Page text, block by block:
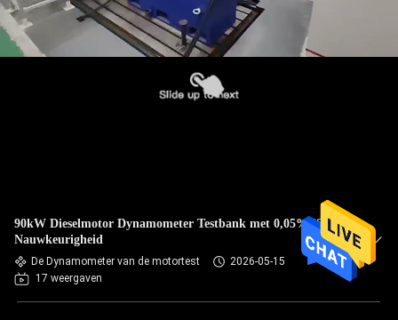
90kW Dieselmotor Dynamometer Testbank met 0,05%FS
Nauwkeurigheid
De Dynamometer van de motortest
2026-05-15
17 weergaven